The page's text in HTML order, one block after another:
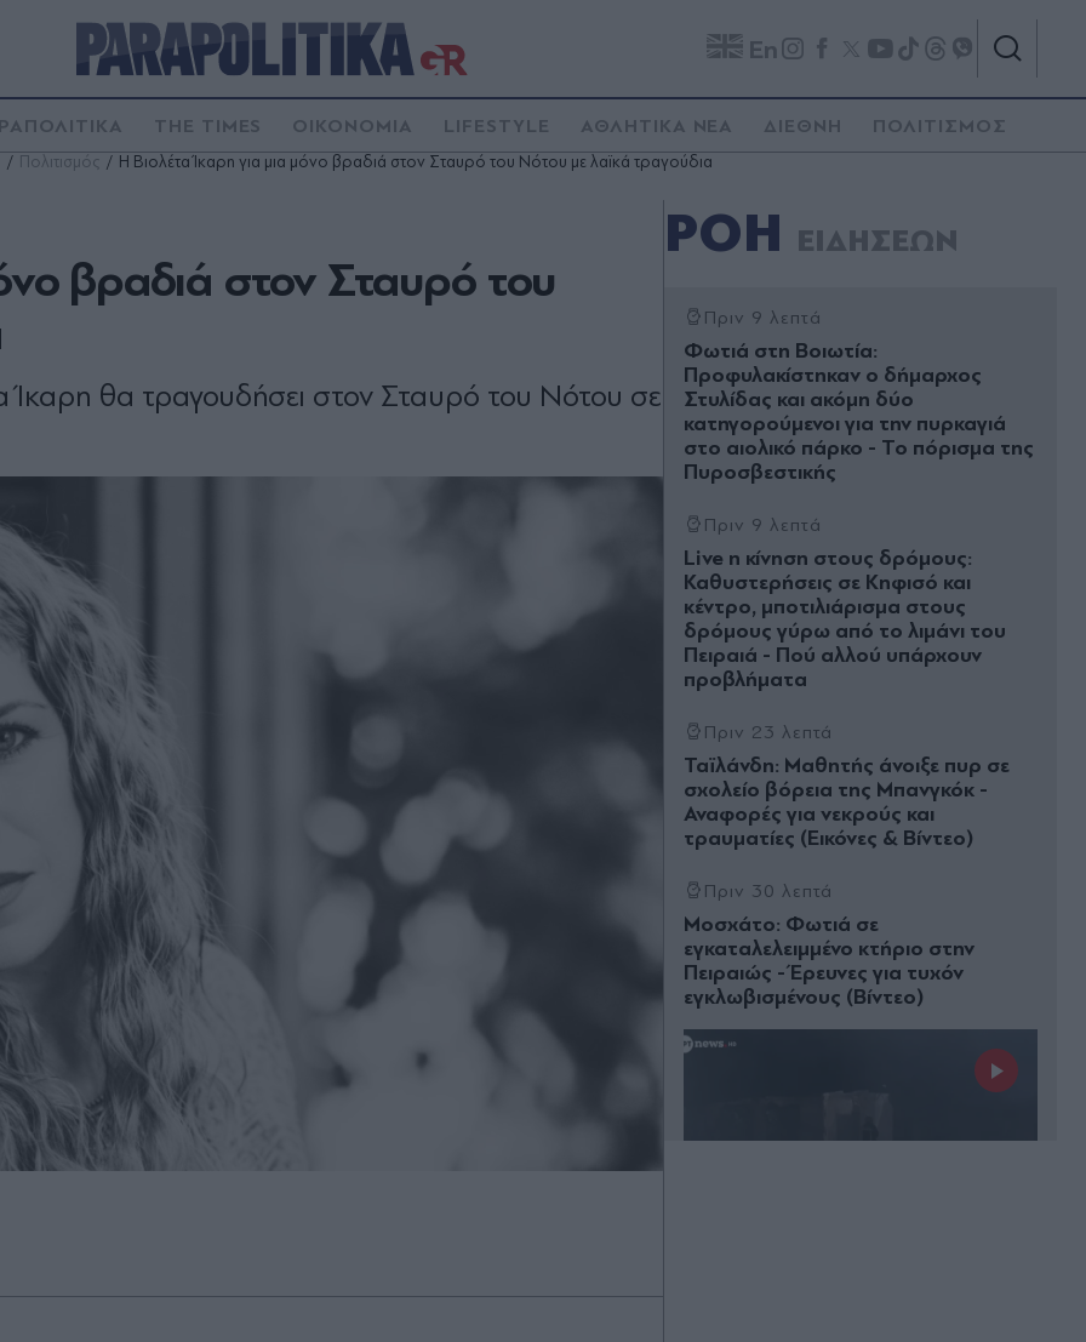
En
THE TIMES ΟΙΚΟΝΟΜΙΑ LIFESTYLE ΑΘΛΗΤΙΚΑ ΝΕΑ ΔΙΕΘΝΗ ΠΟΛΙΤΙΣΜΟΣ
Πολιτισμός Η Βιολέτα Ίκαρη για μια μόνο βραδιά στον Σταυρό του Νότου με λαϊκά τραγούδια
βραδιά στον Σταυρό του
θα τραγουδήσει στον Σταυρό του Νότου σε
ΡΟΗ ΕΙΔΗΣΕΩΝ
Πριν 9 λεπτά
Φωτιά στη Βοιωτία:
Προφυλακίστηκαν ο δήμαρχος
Στυλίδας και ακόμη δύο
κατηγορούμενοι για την πυρκαγιά
στο αιολικό πάρκο - Το πόρισμα της
Πυροσβεστικής
Πριν 9 λεπτά
Live η κίνηση στους δρόμους:
Καθυστερήσεις σε Κηφισό και
κέντρο, μποτιλιάρισμα στους
δρόμους γύρω από το λιμάνι του
Πειραιά - Πού αλλού υπάρχουν
προβλήματα
Πριν 23 λεπτά
Ταϊλάνδη: Μαθητής άνοιξε πυρ σε
σχολείο βόρεια της Μπανγκόκ -
Αναφορές για νεκρούς και
τραυματίες (Εικόνες & Βίντεο)
Πριν 30 λεπτά
Μοσχάτο: Φωτιά σε
εγκαταλελειμμένο κτήριο στην
Πειραιώς - Έρευνες για τυχόν
εγκλωβισμένους (Βίντεο)